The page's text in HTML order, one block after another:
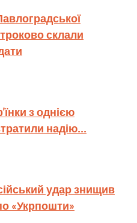
склали
з однією
надію...
удар знищив
«Укрпошти»